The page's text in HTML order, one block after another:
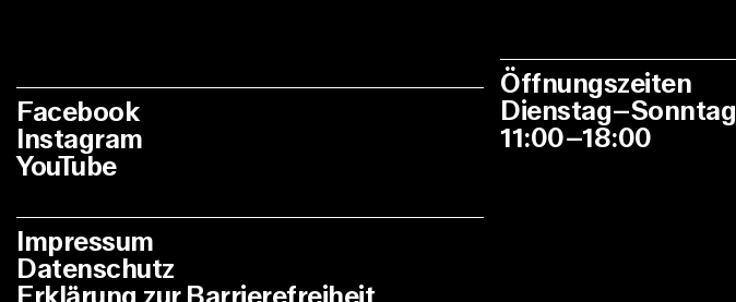
Facebook
Instagram
YouTube
Impressum
Datenschutz
Öffnungszeiten
Dienstag–Sonntag
11:00–18:00